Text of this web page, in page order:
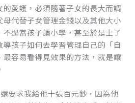
愛護，必須隨著子女的長大而調
代替子女管理金錢以及其他大小
過當孩子讀小學，甚至於是上了
孩子如何去學習管理自己的「自
容易看得見效果的方法，就是讓
要求我給他十張百元鈔，因為他